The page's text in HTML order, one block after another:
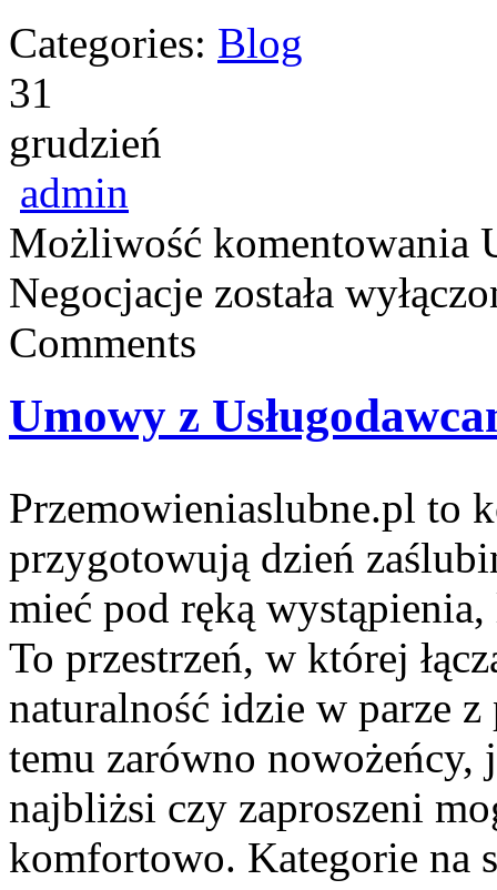
Categories: Blog
31
grudzień
admin
Możliwość komentowania
Negocjacje została
Comments
Umowy z
Przemowieniaslubne.pl to
przygotowują dzień
mieć pod ręką
To przestrzeń, w której
naturalność idzie w parze
temu zarówno
najbliżsi czy zaproszeni
komfortowo. Kategorie na